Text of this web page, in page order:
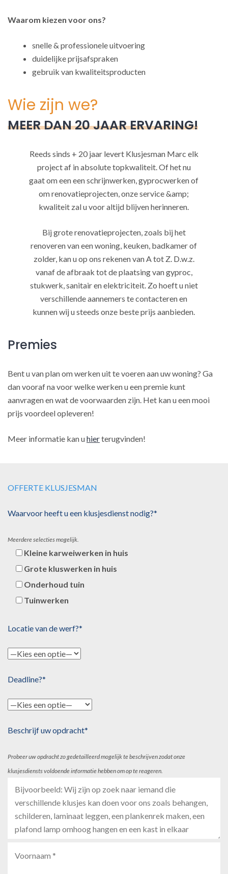
Waarom kiezen voor ons?
snelle & professionele uitvoering
duidelijke prijsafspraken
gebruik van kwaliteitsproducten
Wie zijn we?
MEER DAN 20 JAAR ERVARING!
Reeds sinds + 20 jaar levert Klusjesman Marc elk
project af in absolute topkwaliteit. Of het nu
gaat om een een schrijnwerken, gyprocwerken of
om renovatieprojecten, onze service &amp;
kwaliteit zal u voor altijd blijven herinneren.
Bij grote renovatieprojecten, zoals bij het
renoveren van een woning, keuken, badkamer of
zolder, kan u op ons rekenen van A tot Z. D.w.z.
vanaf de afbraak tot de plaatsing van gyproc,
stukwerk, sanitair en elektriciteit. Zo hoeft u niet
verschillende aannemers te contacteren en
kunnen wij u steeds onze beste prijs aanbieden.
Premies
Bent u van plan om werken uit te voeren aan uw woning? Ga
dan vooraf na voor welke werken u een premie kunt
aanvragen en wat de voorwaarden zijn. Het kan u een mooi
prijs voordeel opleveren!
Meer informatie kan uhierterugvinden!
OFFERTE KLUSJESMAN
Waarvoor heeft u een klusjesdienst nodig?*
Meerdere selecties mogelijk.
Kleine karweiwerken in huis
Grote kluswerken in huis
Onderhoud tuin
Tuinwerken
Locatie van de werf?*
Deadline?*
Beschrijf uw opdracht*
Probeer uw opdracht zo gedetailleerd mogelijk te beschrijven zodat onze
klusjesdiensts voldoende informatie hebben om op te reageren.